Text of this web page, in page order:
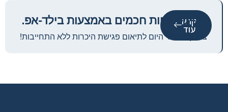
קרא
עוד
הפיקו דוחות חכמים באמצעות בילד-אפ.
צרו קשר עוד היום לתיאום פגישת היכרות ללא התחייבות!